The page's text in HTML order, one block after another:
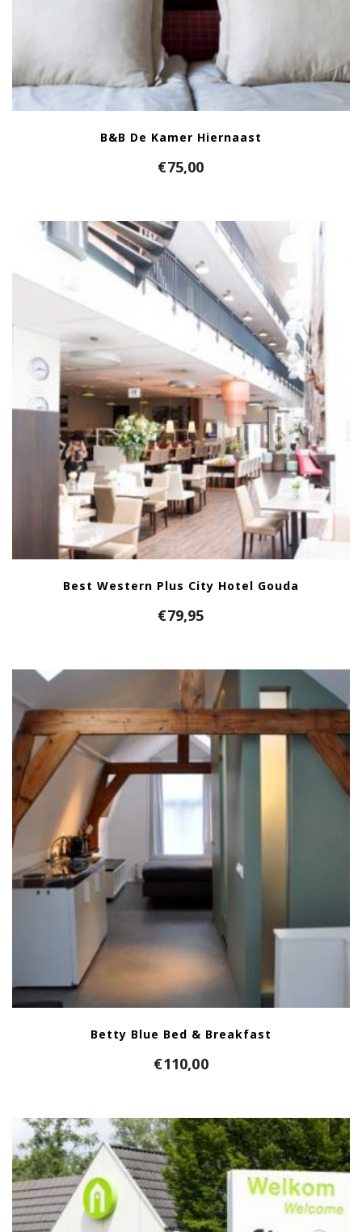
B&B De Kamer Hiernaast
€75,00
Best Western Plus City Hotel Gouda
€79,95
Betty Blue Bed & Breakfast
€110,00